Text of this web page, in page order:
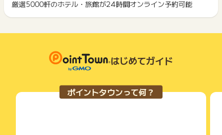
内ツアー」導線以外からの予約
・レンタカーのみの予約
・現地観光プラン・レジャーチケット
2回以上同じお買い物・サービスをご利用される場合は、毎回
ポイントタウンに戻り、「 サイトへ行ってポイントGET 」ボ
得無効」となる可能性があります。
・同一端末や同一世帯で、繰り返し利用不可のサービス・お買
い物を複数回ご利用された場合
て一度でも同サービス・お買い物を利用されたことがある場合
ご利用前には、Cookieの削除をおこなっていただくことを推奨
原則として広告主側のポイント等を利用して支払われた金額分
につきましては、ポイントタウンのポイント獲得の対象には含
商品の交換や一部でもキャンセルされた場合、ポイントが無効
になる可能性もございます。
各サービス・お買い物の獲得ポイントや獲得条件、キャンペー
れた時点の条件が適用されます。
条件を達成しているかどうかは各広告主ではなく、代理店が行
厳選5000軒のホテル・旅館が24時間オンライン予約可能
はじめてガイド
ポイントタウンって何？